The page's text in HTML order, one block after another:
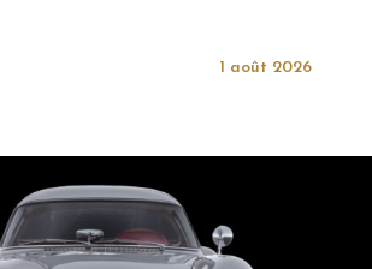
1 août 2026